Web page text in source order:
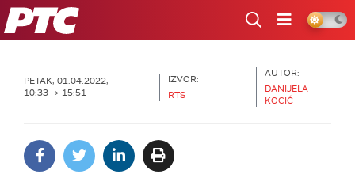
RTS
PETAK, 01.04.2022,
10:33 -> 15:51
IZVOR:
RTS
AUTOR:
DANIJELA
KOCIĆ